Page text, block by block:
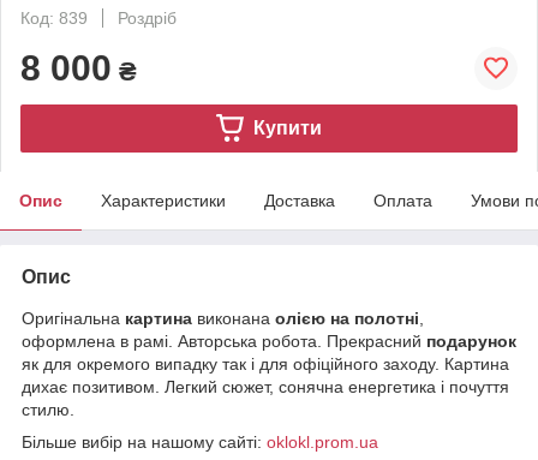
Код: 839
Роздріб
8 000 ₴
Купити
Опис Характеристики Доставка Оплата Умови
Опис
Оригінальна картина виконана олією на полотні
оформлена в рамі. Авторська робота. Прекрасний подарунок
як для окремого випадку так і для офіційного заходу. Картина
дихає позитивом. Легкий сюжет, сонячна енергетика і почуття
стилю.
Більше вибір на нашому сайті: oklokl.prom.ua